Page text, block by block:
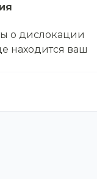
о дислокации
находится ваш